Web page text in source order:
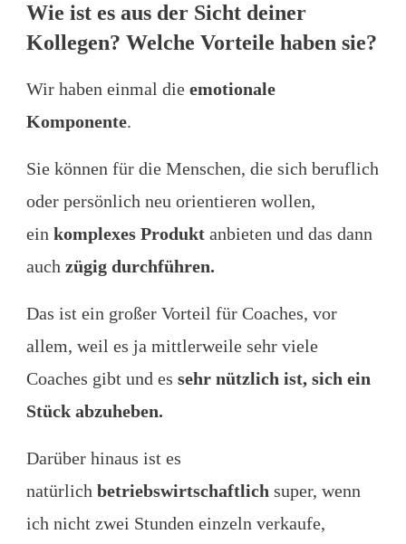
Wie ist es aus der Sicht deiner
Kollegen? Welche Vorteile haben sie?
Wir haben einmal die emotionale
Komponente.
Sie können für die Menschen, die sich beruflich
oder persönlich neu orientieren wollen,
ein komplexes Produkt anbieten und das dann
auch zügig durchführen.
Das ist ein großer Vorteil für Coaches, vor
allem, weil es ja mittlerweile sehr viele
Coaches gibt und es sehr nützlich ist, sich ein
Stück abzuheben.
Darüber hinaus ist es
natürlich betriebswirtschaftlich super, wenn
ich nicht zwei Stunden einzeln verkaufe,